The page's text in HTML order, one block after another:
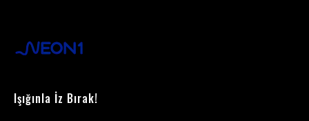
Işığınla İz Bırak!